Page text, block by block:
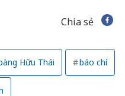
Chia sẻ
Hữu Thái báo chí